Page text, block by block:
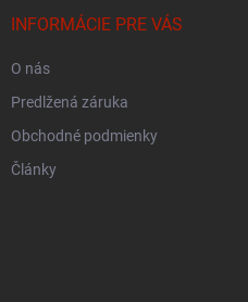
INFORMÁCIE PRE VÁS
O nás
Predlžená záruka
Obchodné podmienky
Články